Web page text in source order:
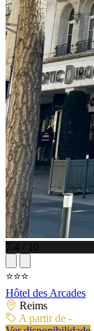
7.4 / 10
⭐⭐⭐
Hôtel des Arcades
Reims
A partir de -